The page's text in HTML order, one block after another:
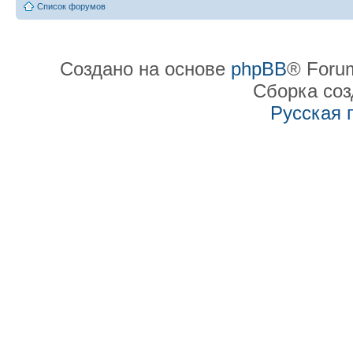
Список форумов
Создано на основе phpBB®
Сборка
Русская